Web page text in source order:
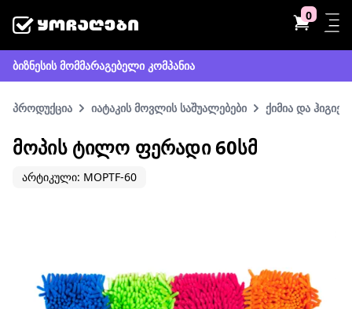
0
ბიზნესის მომმარაგებელი კომპანია
პროდუქცია იატაკის მოვლის საშუალებები ქიმია და ჰიგიენა
ᲛᲝᲞᲘᲡ ᲢᲘᲚᲝ ᲤᲔᲠᲐᲓᲘ 60ᲡᲛ
არტიკული: MOPTF-60